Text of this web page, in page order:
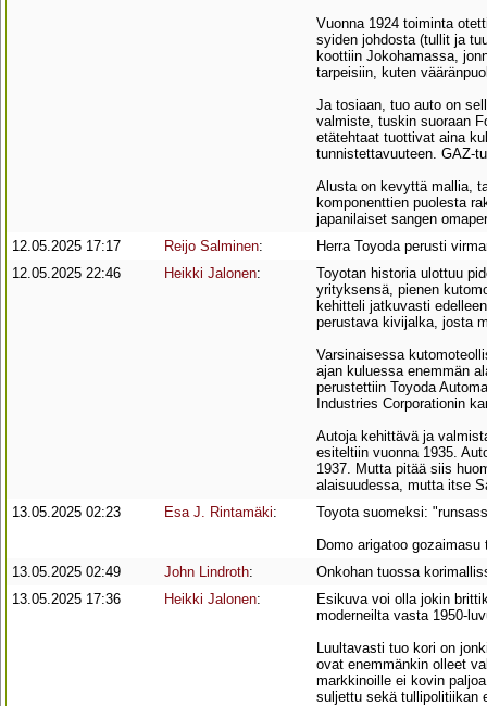
Vuonna 1924 toiminta
syiden johdosta (tullit ja
koottiin Jokohamassa,
tarpeisiin, kuten
Ja tosiaan, tuo auto on
valmiste, tuskin suoraan
etätehtaat tuottivat aina
tunnistettavuuteen. GAZ-
Alusta on kevyttä mallia,
komponenttien puolesta
japanilaiset sangen
12.05.2025 17:17
Reijo Salminen:
Herra Toyoda perusti
12.05.2025 22:46
Heikki Jalonen:
Toyotan historia ulottuu
yrityksensä, pienen
kehitteli jatkuvasti
perustava kivijalka, josta
Varsinaisessa
ajan kuluessa enemmän
perustettiin Toyoda
Industries Corporationin
Autoja kehittävä ja
esiteltiin vuonna 1935.
1937. Mutta pitää siis
alaisuudessa, mutta itse
13.05.2025 02:23
Esa J. Rintamäki:
Toyota suomeksi:
Domo arigatoo
13.05.2025 02:49
John Lindroth:
Onkohan tuossa
13.05.2025 17:36
Heikki Jalonen:
Esikuva voi olla jokin
moderneilta vasta 1950-
Luultavasti tuo kori on
ovat enemmänkin olleet
markkinoille ei kovin
suljettu sekä tullipolitiikan